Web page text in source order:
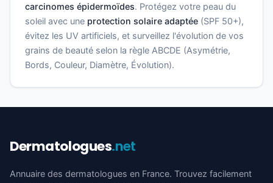
carcinomes épidermoïdes. Protégez votre peau du
soleil avec une protection solaire adaptée (SPF 50+),
évitez les UV artificiels, et surveillez l'évolution de vos
grains de beauté selon la règle ABCDE (Asymétrie,
Bords, Couleur, Diamètre, Évolution).
Dermatologues.net
Annuaire des dermatologues en France. Trouvez facilement